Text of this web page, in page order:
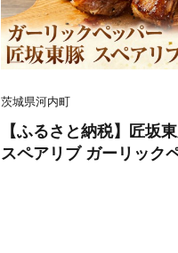
茨城県河内町
【ふるさと納税】匠坂
スペアリブ ガーリック
付 1kg (500g×2パック)
東太郎 おにくブッチャ